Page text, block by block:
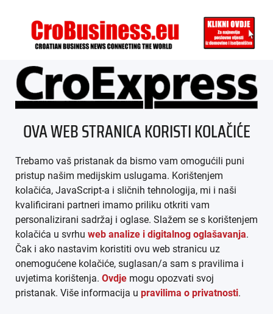
ÜBER UNS
IMPRESSUM
AGB
DATENSCHUTZ
MEDIADATEN
ARHIVA (PDF)
OVA WEB STRANICA KORISTI KOLAČIĆE
Trebamo vaš pristanak da bismo vam omogućili puni
pristup našim medijskim uslugama. Korištenjem
kolačića, JavaScript-a i sličnih tehnologija, mi i naši
kvalificirani partneri imamo priliku otkriti vam
personalizirani sadržaj i oglase. Slažem se s korištenjem
kolačića u svrhu web analize i digitalnog oglašavanja.
Čak i ako nastavim koristiti ovu web stranicu uz
onemogućene kolačiće, suglasan/a sam s pravilima i
uvjetima korištenja. Ovdje mogu opozvati svoj
pristanak. Više informacija u pravilima o privatnosti.